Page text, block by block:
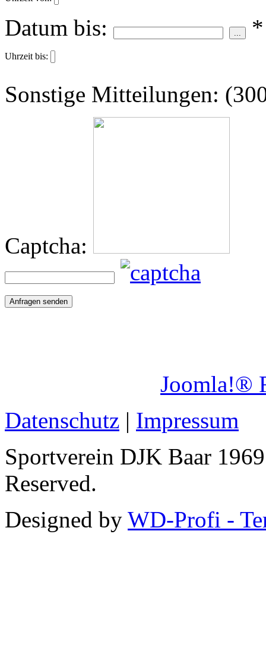
Datum bis: ... *
Uhrzeit bis:
Sonstige Mitteilungen:
Captcha:
Anfragen senden
Joomla!®
Datenschutz | Impressum
Sportverein DJK Baar
Reserved.
Designed by WD-Profi -